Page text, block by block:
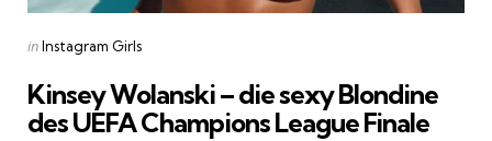
Categories
Posted
inInstagram Girls
Kinsey Wolanski – die sexy Blondine
des UEFA Champions League Finale